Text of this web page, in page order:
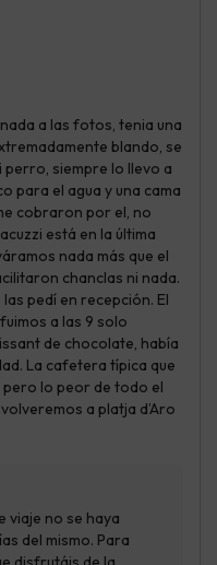
a las fotos, tenia una
blando, se
perro, siempre lo llevo a
para el agua y una cama
cobraron por el, no
está en la última
nada más que el
chanclas ni nada.
pedí en recepción. El
a las 9 solo
de chocolate, había
La cafetera típica que
pero lo peor de todo el
a platja d’Aro